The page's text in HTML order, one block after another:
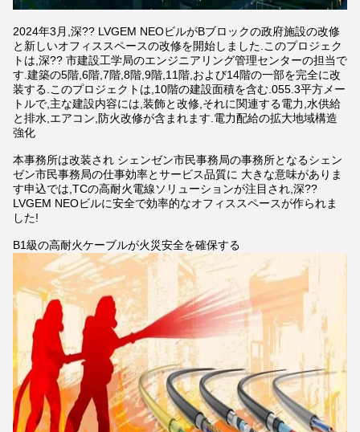
2024年3月,深?? LVGEM NEOビルがBブロックの政府施設の改修
と新しいオフィススペースの改修を開始しました.このプロジェク
トは,深?? 市建設工学局のエンジニアリング管理センターの担当で
す.建築の5階,6階,7階,8階,9階,11階,および14階の一部を完全に改
装する.このプロジェクトは,10階の建設面積を含む.055.3平方メー
トルで,主な建設内容には,装飾と改修,それに関連する電力,水供給
と排水,エアコン,防火改修が含まれます.電力配給の拡大地域構造
強化
本事務所は改装され シェンゼン市民事務局の事務所となるシェン
ゼン市民事務局の仕事効率とサービス品質に 大きな意味がありま
す申込では,TCの高耐火電線ソリューションが注目され,深??
LVGEM NEOビルに安全で効率的なオフィススペースが作られま
した!
B1級の高耐火ケーブルが火災安全を確保する